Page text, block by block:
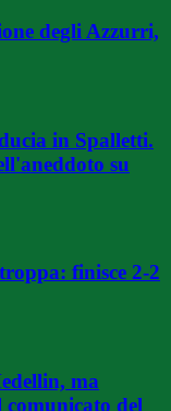
degli Azzurri,
in Spalletti.
su
finisce 2-2
ma
del